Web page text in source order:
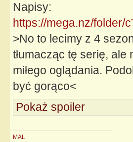
Napisy:
https://mega.nz/folder/
>No to lecimy z 4
tłumacząc tę serię,
miłego oglądania.
być gorąco<
Pokaż spoiler
MAL